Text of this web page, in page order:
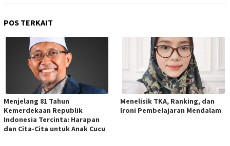
POS TERKAIT
Menjelang 81 Tahun
Kemerdekaan Republik
Indonesia Tercinta: Harapan
dan Cita-Cita untuk Anak Cucu
Menelisik TKA, Ranking, dan
Ironi Pembelajaran Mendalam